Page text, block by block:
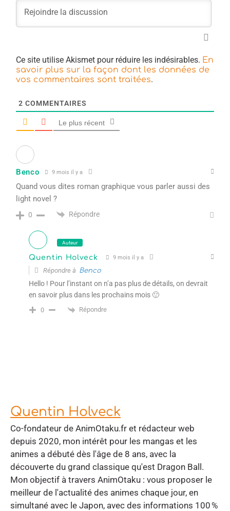
Ce site utilise Akismet pour réduire les indésirables. En
savoir plus sur la façon dont les données de
vos commentaires sont traitées.
2 COMMENTAIRES
Le plus récent
Benco 9 mois il y a
Quand vous dites roman graphique vous parler aussi des
light novel ?
0 Répondre
Auteur
Quentin Holveck 9 mois il y a
Répondre à Benco
Hello ! Pour l’instant on n’a pas plus de détails, on devrait
en savoir plus dans les prochains mois 🙂
0 Répondre
Quentin Holveck
Co-fondateur de AnimOtaku.fr et rédacteur web
depuis 2020, mon intérêt pour les mangas et les
animes a débuté dès l'âge de 8 ans, avec la
découverte du grand classique qu'est Dragon Ball.
Mon objectif à travers AnimOtaku : vous proposer le
meilleur de l'actualité des animes chaque jour, en
simultané avec le Japon, avec des informations 100 %